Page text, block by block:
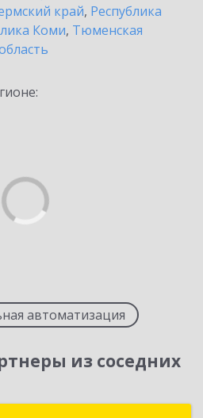
край, Республика
Коми, Тюменская
автоматизация
из соседних